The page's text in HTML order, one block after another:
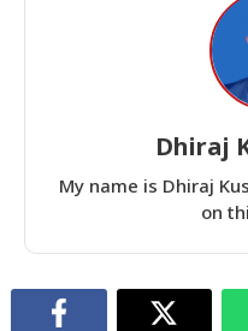
Dhiraj
My name is Dhiraj
on